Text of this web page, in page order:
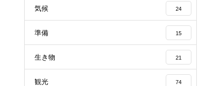
気候 24
準備 15
生き物 21
観光 74